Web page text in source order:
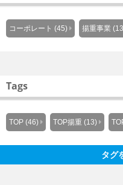
コーポレート (45) 揚重事業
Tags
TOP (46) TOP揚重 (13)
タグ